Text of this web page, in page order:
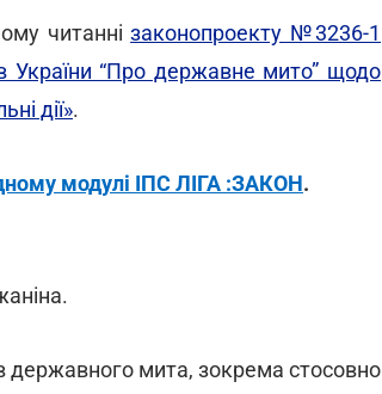
читаннізаконопроекту №3236-1
України “Про державне мито” щодо
дії».
модулі ІПС ЛІГА :ЗАКОН.
державного мита, зокрема стосовно